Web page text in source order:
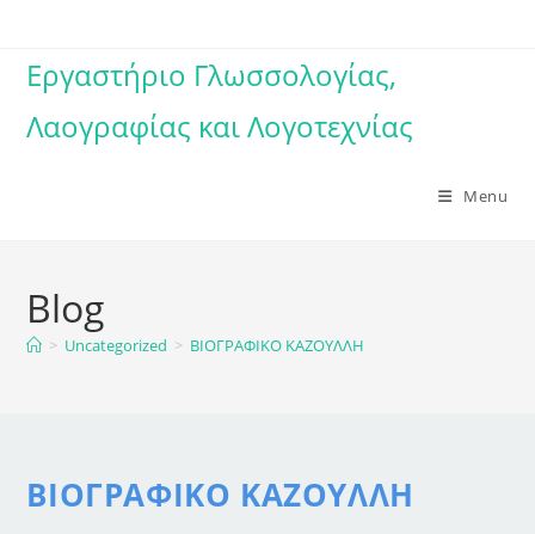
contentΕργαστήριο Γλωσσολογίας,
Λαογραφίας και Λογοτεχνίας
Menu
Blog
> Uncategorized > ΒΙΟΓΡΑΦΙΚΟ ΚΑΖΟΥΛΛΗ
ΒΙΟΓΡΑΦΙΚΟ ΚΑΖΟΥΛΛΗ